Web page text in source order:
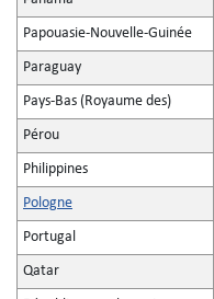
Papouasie-Nouvelle-Guinée
Paraguay
Pays-Bas (Royaume des)
Pérou
Philippines
Pologne
Portugal
Qatar